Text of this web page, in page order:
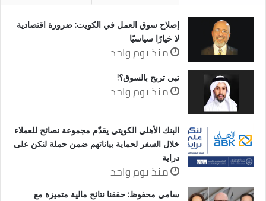
إصلاح سوق العمل في الكويت: ضرورة اقتصادية
لا خيارًا سياسيًا
منذ يوم واحد
تبي تربح بالسوق؟!
منذ يوم واحد
البنك الأهلي الكويتي يقدّم مجموعة نصائح للعملاء
خلال السفر لحماية بياناتهم ضمن حملة لنكن على
دراية
منذ يوم واحد
سامي محفوظ: حققنا نتائج مالية متميزة مع